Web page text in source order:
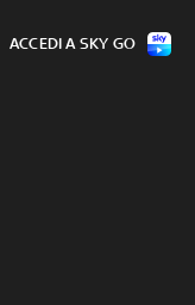
ACCEDI A SKY GO